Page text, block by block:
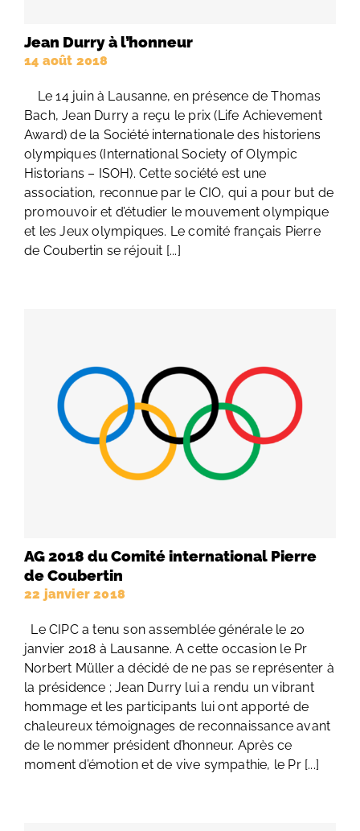
Jean Durry à l’honneur
14 août 2018
Le 14 juin à Lausanne, en présence de Thomas
Bach, Jean Durry a reçu le prix (Life Achievement
Award) de la Société internationale des historiens
olympiques (International Society of Olympic
Historians – ISOH). Cette société est une
association, reconnue par le CIO, qui a pour but de
promouvoir et d’étudier le mouvement olympique
et les Jeux olympiques. Le comité français Pierre
de Coubertin se réjouit [...]
AG 2018 du Comité international Pierre
de Coubertin
22 janvier 2018
Le CIPC a tenu son assemblée générale le 20
janvier 2018 à Lausanne. A cette occasion le Pr
Norbert Müller a décidé de ne pas se représenter à
la présidence ; Jean Durry lui a rendu un vibrant
hommage et les participants lui ont apporté de
chaleureux témoignages de reconnaissance avant
de le nommer président d’honneur. Après ce
moment d’émotion et de vive sympathie, le Pr [...]